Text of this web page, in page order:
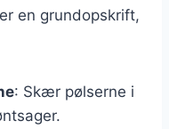
en grundopskrift,
: Skær pølserne i